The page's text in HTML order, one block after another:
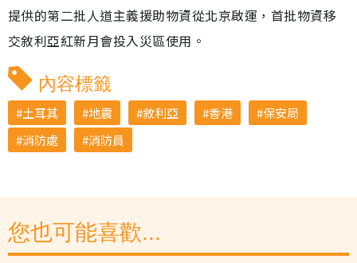
提供的第二批人道主義援助物資從北京啟運，首批物資移
交敘利亞紅新月會投入災區使用。
內容標籤
土耳其 地震 敘利亞 香港
保安局
消防處
消防員
您也可能喜歡...